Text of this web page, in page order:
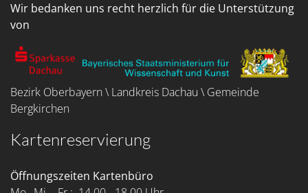
Wir bedanken uns recht herzlich für die Unterstützung
von
Bezirk Oberbayern \ Landkreis Dachau \ Gemeinde
Bergkirchen
Kartenreservierung
Öffnungszeiten Kartenbüro